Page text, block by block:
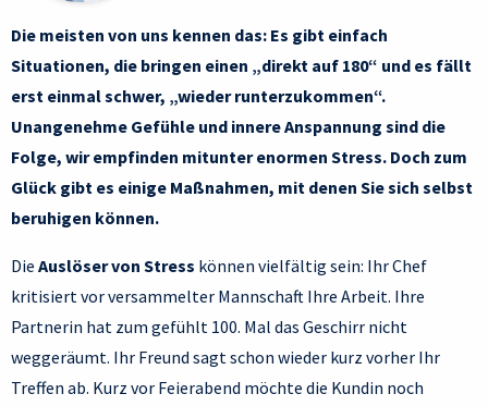
Die meisten von uns kennen das: Es gibt einfach
Situationen, die bringen einen „direkt auf 180“ und es fällt
erst einmal schwer, „wieder runterzukommen“.
Unangenehme Gefühle und innere Anspannung sind die
Folge, wir empfinden mitunter enormen Stress. Doch zum
Glück gibt es einige Maßnahmen, mit denen Sie sich selbst
beruhigen können.
Die Auslöser von Stress können vielfältig sein: Ihr Chef
kritisiert vor versammelter Mannschaft Ihre Arbeit. Ihre
Partnerin hat zum gefühlt 100. Mal das Geschirr nicht
weggeräumt. Ihr Freund sagt schon wieder kurz vorher Ihr
Treffen ab. Kurz vor Feierabend möchte die Kundin noch